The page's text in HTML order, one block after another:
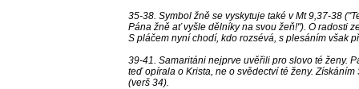
35-38. Symbol žně se vyskytuje také v Mt 9,37-38
Pána žně ať vyšle dělníky na svou žeň!"). O radosti
S pláčem nyní chodí, kdo rozsévá, s plesáním však
39-41. Samaritáni nejprve uvěřili pro slovo té ženy.
teď opírala o Krista, ne o svědectví té ženy.
(verš 34).